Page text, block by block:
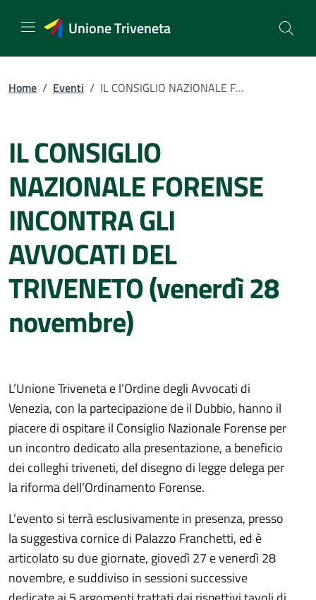
Unione Triveneta
Home / Eventi / IL CONSIGLIO NAZIONALE FORENSE INCONTRA GLI AVVOCATI DEL TRIVENETO (venerdì 28 novembre)
IL CONSIGLIO
NAZIONALE FORENSE
INCONTRA GLI
AVVOCATI DEL
TRIVENETO (venerdì 28
novembre)
L’Unione Triveneta e l’Ordine degli Avvocati di
Venezia, con la partecipazione de il Dubbio, hanno il
piacere di ospitare il Consiglio Nazionale Forense per
un incontro dedicato alla presentazione, a beneficio
dei colleghi triveneti, del disegno di legge delega per
la riforma dell’Ordinamento Forense.
L’evento si terrà esclusivamente in presenza, presso
la suggestiva cornice di Palazzo Franchetti, ed è
articolato su due giornate, giovedì 27 e venerdì 28
novembre, e suddiviso in sessioni successive